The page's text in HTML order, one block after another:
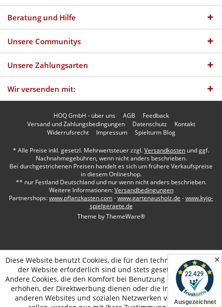
✕
Beratung und Hilfe
Unsere Communitys
Unsere Zahlungsarten
Wir versenden mit:
HOQ GmbH - über uns AGB
Feedback
Versand und Zahlungsbedingungen
Datenschutz
Kontakt
Widerrufsrecht
Impressum Spielturm Blog
* Alle Preise inkl. gesetzl. Mehrwertsteuer zzgl.Versandkosten und ggf.
Nachnahmegebühren, wenn nicht anders beschrieben.
Bei durchgestrichenen Preisen handelt es sich um frühere Verkaufspreise
in diesem Onlineshop.
** nur Festland Deutschland und nur wenn nicht anders beschrieben.
Weitere Informationen:Versandbedingungen
Partnershops:www.pflanzkasten.com-www.gartenausholz.de -www.kyjo-
spielgeraete.de
Theme byThemeWare®
Diese Website benutzt Cookies, die für den technischen Betrieb
der Website erforderlich sind und stets gesetzt werden.
Andere Cookies, die den Komfort bei Benutzung dieser Website
erhöhen, der Direktwerbung dienen oder die Interaktion mit
anderen Websites und sozialen Netzwerken vereinfachen